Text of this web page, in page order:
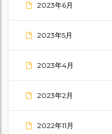
2023年6月
2023年5月
2023年4月
2023年2月
2022年11月